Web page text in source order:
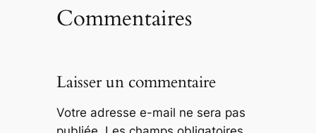
Commentaires
Laisser un commentaire
Votre adresse e-mail ne sera pas